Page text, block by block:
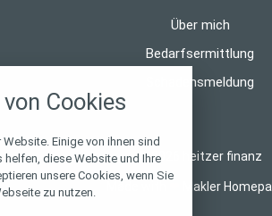
Über mich
Bedarfsermittlung
Schadensmeldung
© 2026 heitzer finanz
Makler
Cookies
Einige von ihnen sind
diese Website und Ihre
unsere Cookies, wenn Sie
zu nutzen.
alle verwendeten Cookies und
zu blockieren.
Notwendig